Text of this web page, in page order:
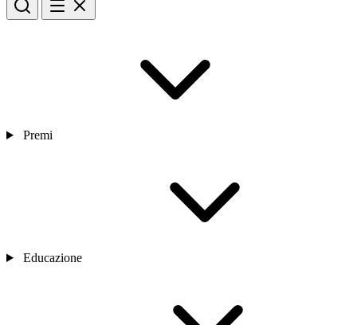
Premi
Educazione